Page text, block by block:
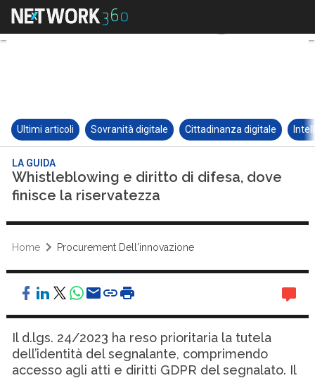
Ultimi articoli Sovranità digitale Cittadinanza digitale
LA GUIDA
Whistleblowing e diritto di difesa, dove
finisce la riservatezza
Home Procurement Dell'innovazione
Il d.lgs. 24/2023 ha reso prioritaria la tutela
dell’identità del segnalante, comprimendo
accesso agli atti e diritti GDPR del segnalato. Il